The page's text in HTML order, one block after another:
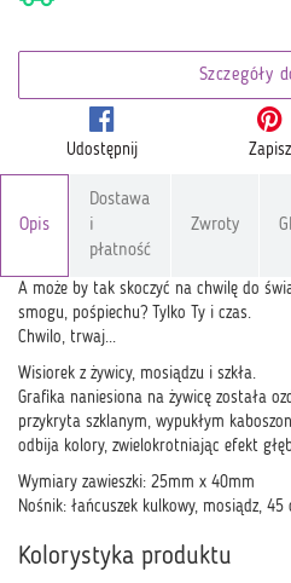
Szczegóły
Udostępnij Zapisz
Opis
Dostawa
i
płatność
Zwroty
A może by tak skoczyć na chwilę do
smogu, pośpiechu? Tylko Ty i czas.
Chwilo, trwaj...
Wisiorek z żywicy, mosiądzu i szkła.
Grafika naniesiona na żywicę została
przykryta szklanym, wypukłym
odbija kolory, zwielokrotniając efekt
Wymiary zawieszki: 25mm x 40mm
Nośnik: łańcuszek kulkowy, mosiądz, 45
Kolorystyka produktu